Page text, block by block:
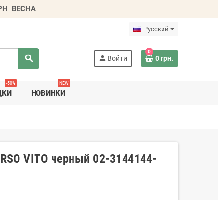
ВЕСНА
Русский
search person Войти
0
0 грн.
-50%
НОВИНКИ
NEW
VITO черный 02-3144144-